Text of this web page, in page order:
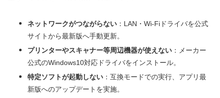
ネットワークがつながらない ：LAN・Wi-Fiドライバを公式
サイトから最新版へ手動更新。
プリンターやスキャナー等周辺機器が使えない ：メーカー
公式のWindows10対応ドライバをインストール。
特定ソフトが起動しない ：互換モードでの実行、アプリ最
新版へのアップデートを実施。